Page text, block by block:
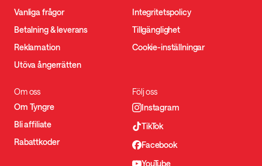
Vanliga frågor
Betalning & leverans
Reklamation
Utöva ångerrätten
Integritetspolicy
Tillgänglighet
Cookie-inställningar
Om oss
Om Tyngre
Bli affiliate
Rabattkoder
Följ oss
Instagram
TikTok
Facebook
YouTube